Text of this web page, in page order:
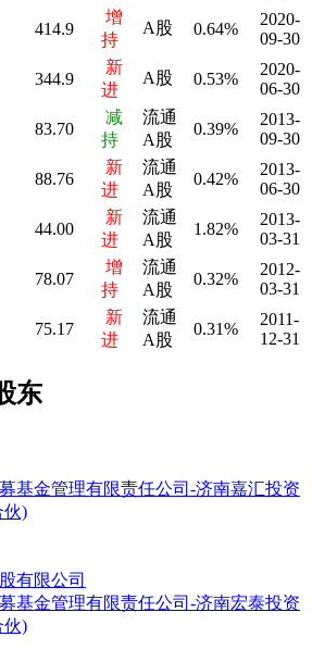
414.9
增
持
A股 0.64%
2020-
09-30
344.9
新
进
A股 0.53%
2020-
06-30
83.70
减
持
流通
A股
0.39%
2013-
09-30
88.76
新
进
流通
A股
0.42%
2013-
06-30
44.00
新
进
流通
A股
1.82%
2013-
03-31
78.07
增
持
流通
A股
0.32%
2012-
03-31
75.17
新
进
流通
A股
0.31%
2011-
12-31
东
基金管理有限责任公司-济南嘉汇投资
伙)
有限公司
基金管理有限责任公司-济南宏泰投资
伙)